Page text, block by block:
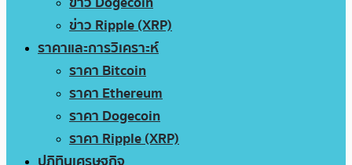
ข่าว Ripple (XRP)
ราคาและการวิเคราะห์
ราคา Bitcoin
ราคา Ethereum
ราคา Dogecoin
ราคา Ripple (XRP)